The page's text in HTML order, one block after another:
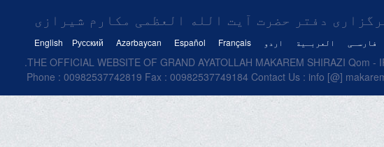
دفتر حضرت آیت الله العظمی مکارم شیرازی
فارسـی العربـیة اردو Français
Español
Azərbaycan
Русский
English
THE OFFICIAL WEBSITE OF GRAND AYATOLLAH MAKAREM SHIRAZI Qom -
Phone : 00982537742819 Fax : 00982537749184 Contact Us : info [@]